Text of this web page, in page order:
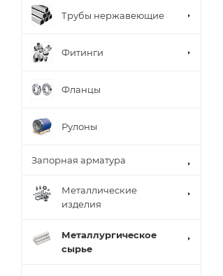
Трубы нержавеющие
Фитинги
Фланцы
Рулоны
Запорная арматура
Металлические
изделия
Металлургическое
сырье